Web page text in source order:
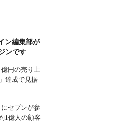
ン編集部が
ンです
円の売り上
達成で見据
セブンが参
1億人の顧客